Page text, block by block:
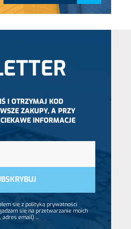
I OTRZYMAJ KOD
ZAKUPY, A PRZY
INFORMACJE
się z polityką prywatności
się na przetwarzanie moich
adres email) ...